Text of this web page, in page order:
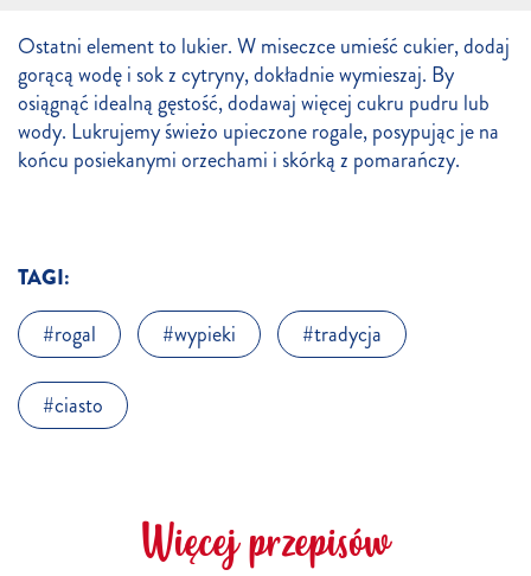
Ostatni element to lukier. W miseczce umieść cukier, dodaj
gorącą wodę i sok z cytryny, dokładnie wymieszaj. By
osiągnąć idealną gęstość, dodawaj więcej cukru pudru lub
wody. Lukrujemy świeżo upieczone rogale, posypując je na
końcu posiekanymi orzechami i skórką z pomarańczy.
TAGI:
rogal
wypieki tradycja
ciasto
Więcej przepisów